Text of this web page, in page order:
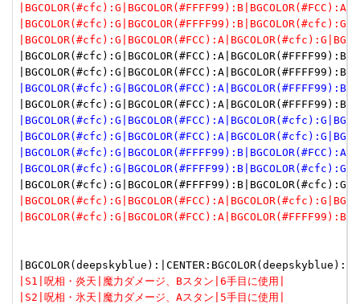
|S1|呪相・炎天|魔力ダメージ、Bスタン|6手目に使用|
|S2|呪相・氷天|魔力ダメージ、Aスタン|5手目に使用|